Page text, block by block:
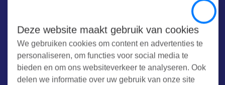
Close
Deze website maakt gebruik van cookies
We gebruiken cookies om content en advertenties te
personaliseren, om functies voor social media te
bieden en om ons websiteverkeer te analyseren. Ook
delen we informatie over uw gebruik van onze site
Contact
Werken bij RUD Zeeland